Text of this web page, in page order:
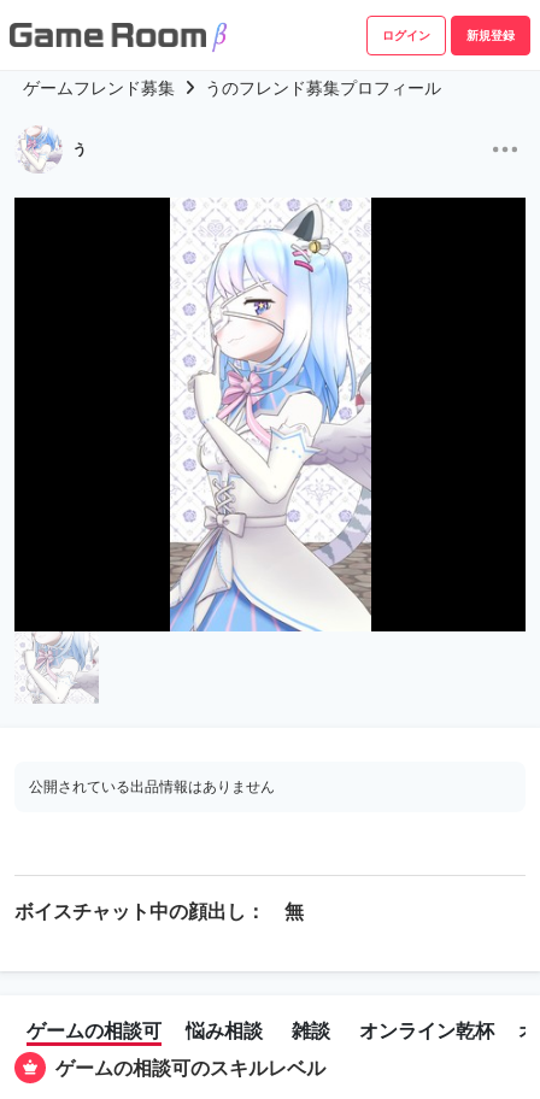
ログイン 新規登録
ゲームフレンド募集 うのフレンド募集プロフィール
う
公開されている出品情報はありません
ボイスチャット中の顔出し： 無
ゲームの相談可 悩み相談 雑談 オンライン乾杯
ゲームの相談可のスキルレベル